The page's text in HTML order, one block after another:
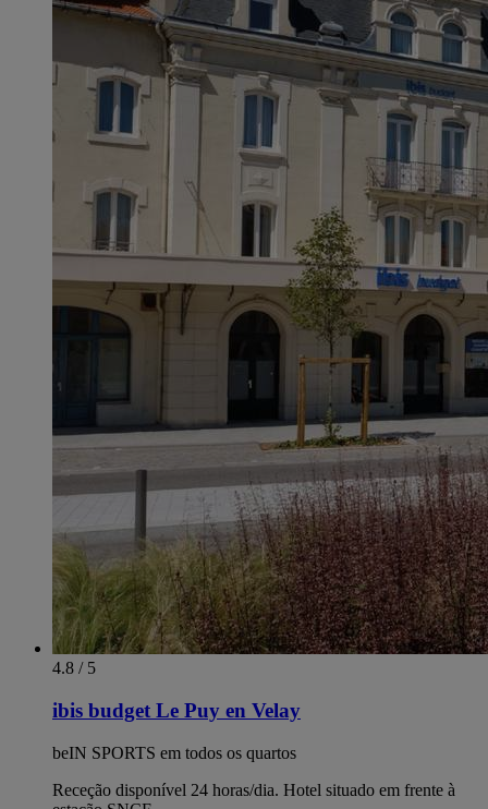
4.8 / 5
ibis budget Le Puy en Velay
beIN SPORTS em todos os quartos
Receção disponível 24 horas/dia. Hotel situado em frente à